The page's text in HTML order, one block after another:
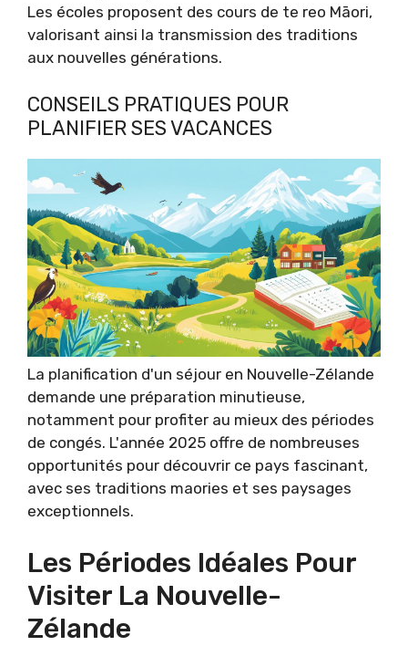
Les écoles proposent des cours de te reo Māori,
valorisant ainsi la transmission des traditions
aux nouvelles générations.
CONSEILS PRATIQUES POUR
PLANIFIER SES VACANCES
La planification d'un séjour en Nouvelle-Zélande
demande une préparation minutieuse,
notamment pour profiter au mieux des périodes
de congés. L'année 2025 offre de nombreuses
opportunités pour découvrir ce pays fascinant,
avec ses traditions maories et ses paysages
exceptionnels.
Les Périodes Idéales Pour
Visiter La Nouvelle-
Zélande